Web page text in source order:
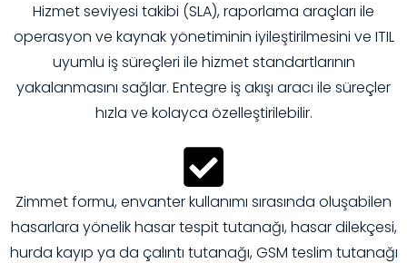
Hizmet seviyesi takibi (SLA), raporlama araçları ile
operasyon ve kaynak yönetiminin iyileştirilmesini ve ITIL
uyumlu iş süreçleri ile hizmet standartlarının
yakalanmasını sağlar. Entegre iş akışı aracı ile süreçler
hızla ve kolayca özelleştirilebilir.
Zimmet formu, envanter kullanımı sırasında oluşabilen
hasarlara yönelik hasar tespit tutanağı, hasar dilekçesi,
hurda kayıp ya da çalıntı tutanağı, GSM teslim tutanağı